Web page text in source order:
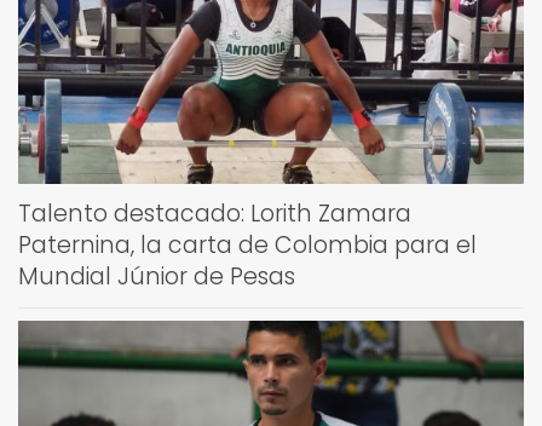
Talento destacado: Lorith Zamara
Paternina, la carta de Colombia para el
Mundial Júnior de Pesas